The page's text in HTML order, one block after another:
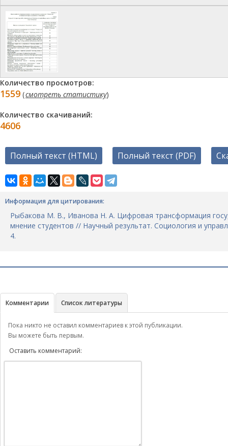
Количество просмотров:
1559 (смотреть статистику)
Количество скачиваний:
4606
Полный текст (HTML) Полный текст (PDF)
Информация для цитирования:
Рыбакова М. В., Иванова Н. А. Цифровая трансформация
мнение студентов // Научный результат. Социология и
4.
Комментарии Список литературы
Пока никто не оставил комментариев к этой публикации.
Вы можете быть первым.
Оставить комментарий: